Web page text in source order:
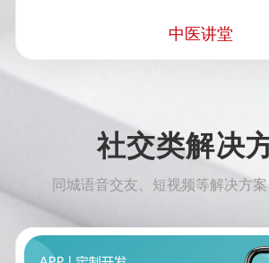
中医讲堂
社交类解决
同城语音交友、短视频等解决方案